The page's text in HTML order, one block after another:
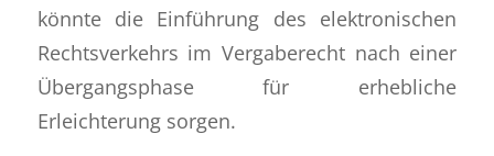
könnte die Einführung des elektronischen
Rechtsverkehrs im Vergaberecht nach einer
Übergangsphase für erhebliche
Erleichterung sorgen.